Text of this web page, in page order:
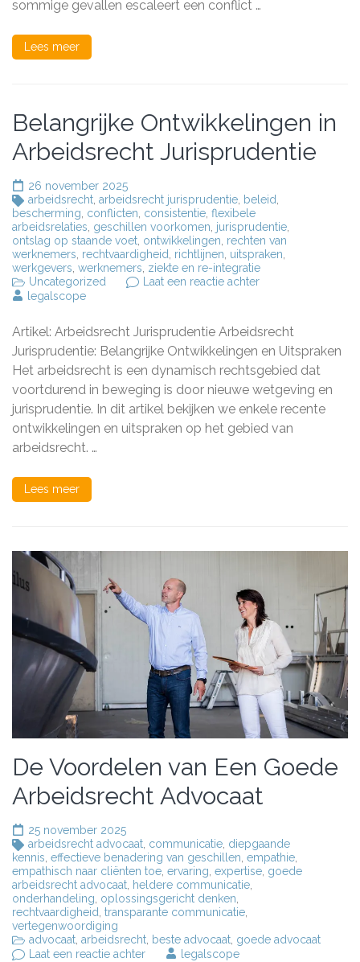
sommige gevallen escaleert een conflict …
Lees meer
Belangrijke Ontwikkelingen in
Arbeidsrecht Jurisprudentie
26 november 2025
arbeidsrecht arbeidsrecht jurisprudentie beleid
bescherming conflicten consistentie flexibele
arbeidsrelaties geschillen voorkomen jurisprudentie
ontslag op staande voet ontwikkelingen rechten van
werknemers rechtvaardigheid richtlijnen uitspraken
werkgevers werknemers ziekte en re-integratie
Uncategorized
Laat een reactie achterop
Arbeidsrecht
Jurisprudentie
legalscope
Artikel: Arbeidsrecht Jurisprudentie Arbeidsrecht
Jurisprudentie: Belangrijke Ontwikkelingen en Uitspraken
Het arbeidsrecht is een dynamisch rechtsgebied dat
voortdurend in beweging is door nieuwe wetgeving en
jurisprudentie. In dit artikel bekijken we enkele recente
ontwikkelingen en uitspraken op het gebied van
arbeidsrecht. …
Lees meer
De Voordelen van Een Goede
Arbeidsrecht Advocaat
25 november 2025
arbeidsrecht advocaat, communicatie, diepgaande
kennis, effectieve benadering van geschillen, empathie,
empathisch naar cliënten toe, ervaring, expertise, goede
arbeidsrecht advocaat, heldere communicatie,
onderhandeling, oplossingsgericht denken,
rechtvaardigheid, transparante communicatie,
vertegenwoordiging
advocaat, arbeidsrecht, beste advocaat, goede advocaat
Laat een reactie achterop
legalscope